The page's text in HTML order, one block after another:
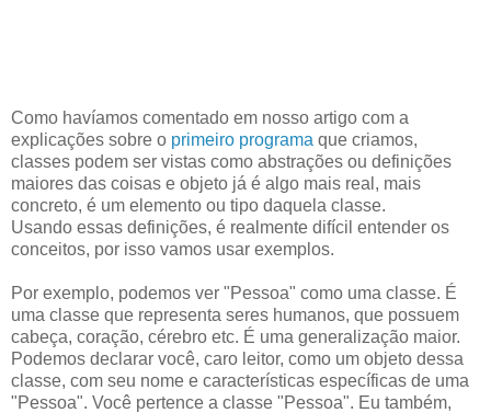
Como havíamos comentado em nosso artigo com a
explicações sobre o primeiro programa que criamos,
classes podem ser vistas como abstrações ou definições
maiores das coisas e objeto já é algo mais real, mais
concreto, é um elemento ou tipo daquela classe.
Usando essas definições, é realmente difícil entender os
conceitos, por isso vamos usar exemplos.
Por exemplo, podemos ver "Pessoa" como uma classe. É
uma classe que representa seres humanos, que possuem
cabeça, coração, cérebro etc. É uma generalização maior.
Podemos declarar você, caro leitor, como um objeto dessa
classe, com seu nome e características específicas de uma
"Pessoa". Você pertence a classe "Pessoa". Eu também,